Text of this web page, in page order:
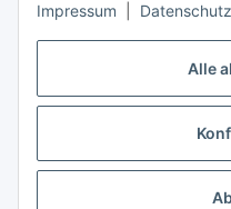
Alle
Impressum Datenschutz
Vertrag
* Alle Preise zzgl. gesetzlicher
Dieser Shop richtet sich